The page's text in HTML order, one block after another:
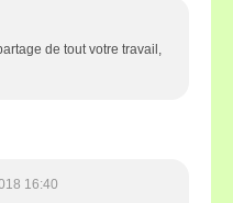
de tout votre travail,
16:40